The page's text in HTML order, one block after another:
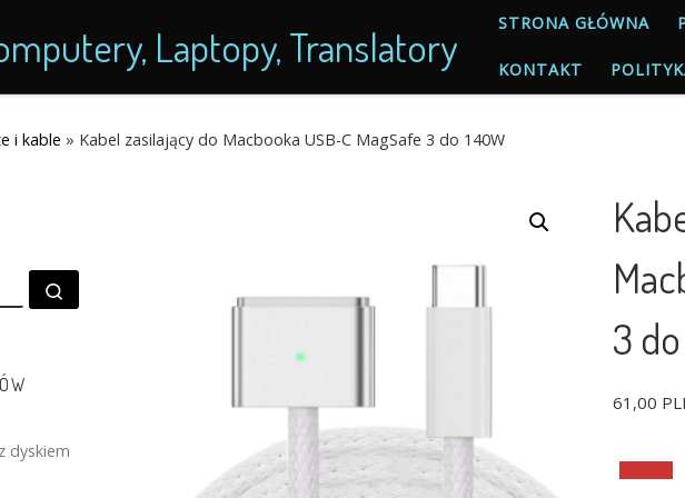
Laptopy, Translatory STRONA GŁÓWNA
KONTAKT
i kable » Kabel zasilający do Macbooka USB-C MagSafe 3 do 140W
3
61,00
dyskiem